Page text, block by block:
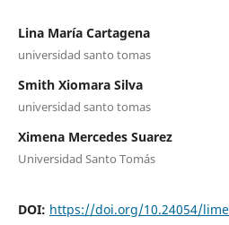
Lina María Cartagena
universidad santo tomas
Smith Xiomara Silva
universidad santo tomas
Ximena Mercedes Suarez
Universidad Santo Tomás
DOI: https://doi.org/10.24054/